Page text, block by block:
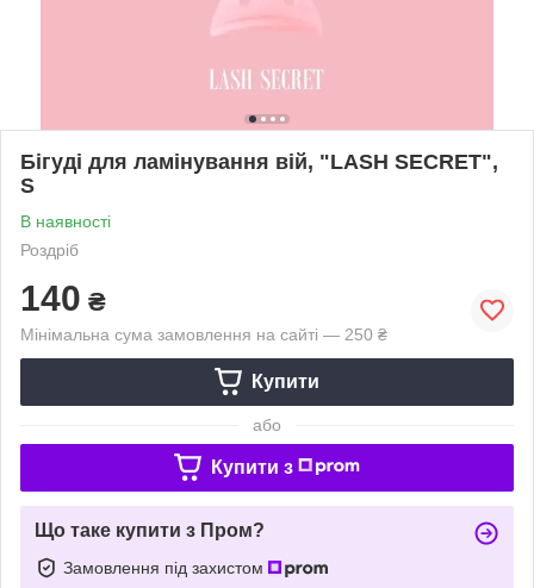
Бігуді для ламінування вій, "LASH SECRET",
S
В наявності
Роздріб
140 ₴
Мінімальна сума замовлення на сайті — 250 ₴
Купити
або
Купити з
Що таке купити з Пром?
Замовлення під захистом